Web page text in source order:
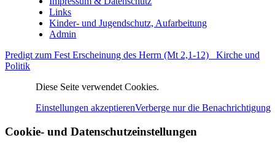
Links
Kinder- und Jugendschutz, Aufarbeitung
Admin
Predigt zum Fest Erscheinung des Herrn (Mt 2,1-12)
Kirche und
Politik
Diese Seite verwendet Cookies.
Einstellungen akzeptierenVerberge nur die Benachrichtigung
Cookie- und Datenschutzeinstellungen